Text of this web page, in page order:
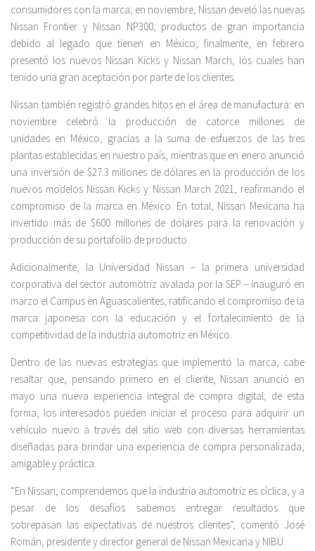
consumidores con la marca; en noviembre, Nissan develó las nuevas
Nissan Frontier y Nissan NP300, productos de gran importancia
debido al legado que tienen en México; finalmente, en febrero
presentó los nuevos Nissan Kicks y Nissan March, los cuales han
tenido una gran aceptación por parte de los clientes.
Nissan también registró grandes hitos en el área de manufactura: en
noviembre celebró la producción de catorce millones de
unidades en México, gracias a la suma de esfuerzos de las tres
plantas establecidas en nuestro país, mientras que en enero anunció
una inversión de $27.3 millones de dólares en la producción de los
nuevos modelos Nissan Kicks y Nissan March 2021, reafirmando el
compromiso de la marca en México. En total, Nissan Mexicana ha
invertido más de $600 millones de dólares para la renovación y
producción de su portafolio de producto.
Adicionalmente, la Universidad Nissan – la primera universidad
corporativa del sector automotriz avalada por la SEP – inauguró en
marzo el Campus en Aguascalientes, ratificando el compromiso de la
marca japonesa con la educación y el fortalecimiento de la
competitividad de la industria automotriz en México.
Dentro de las nuevas estrategias que implementó la marca, cabe
resaltar que, pensando primero en el cliente, Nissan anunció en
mayo una nueva experiencia integral de compra digital; de esta
forma, los interesados pueden iniciar el proceso para adquirir un
vehículo nuevo a través del sitio web con diversas herramientas
diseñadas para brindar una experiencia de compra personalizada,
amigable y práctica.
“En Nissan, comprendemos que la industria automotriz es cíclica, y a
pesar de los desafíos sabemos entregar resultados que
sobrepasan las expectativas de nuestros clientes”, comentó José
Román, presidente y director general de Nissan Mexicana y NIBU.